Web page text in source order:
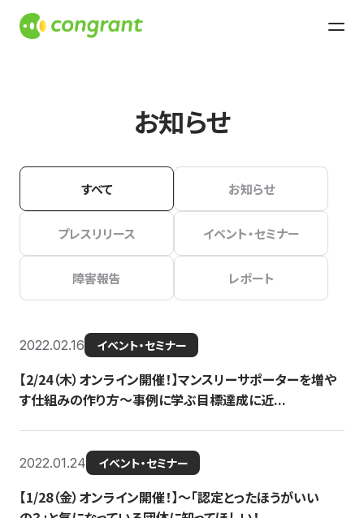
お知らせ
すべて お知らせ
プレスリリース イベント・セミナー
障害報告 レポート
2022.02.16 イベント・セミナー
【2/24（木）オンライン開催！】マンスリーサポーターを増や
す仕組みの作り方〜事例に学ぶ目標達成に近...
2022.01.24 イベント・セミナー
【1/28（金）オンライン開催！】〜「認定とったほうがいい